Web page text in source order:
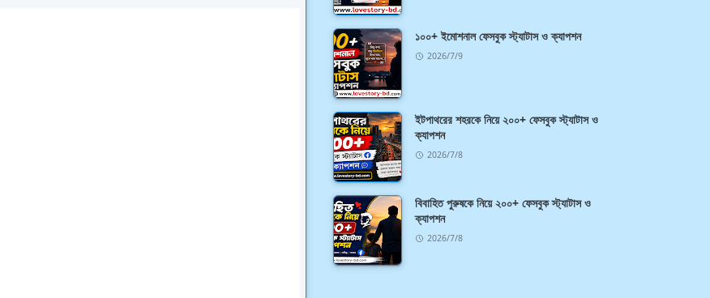
১০০+ ইমোশনাল ফেসবুক স্ট্যাটাস ও ক্যাপশন
2026/7/9
ইটপাথরের শহরকে নিয়ে ২০০+ ফেসবুক স্ট্যাটাস ও
ক্যাপশন
2026/7/8
বিবাহিত পুরুষকে নিয়ে ২০০+ ফেসবুক স্ট্যাটাস ও
ক্যাপশন
2026/7/8